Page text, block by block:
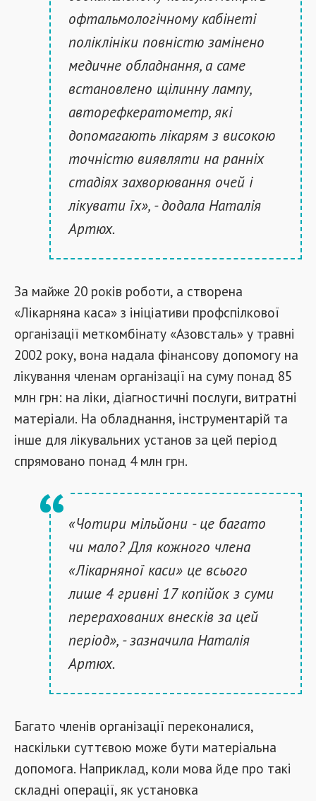
офтальмологічному кабінеті
поліклініки повністю замінено
медичне обладнання, а саме
встановлено щілинну лампу,
авторефкератометр, які
допомагають лікарям з високою
точністю виявляти на ранніх
стадіях захворювання очей і
лікувати їх», - додала Наталія
Артюх.
За майже 20 років роботи, а створена
«Лікарняна каса» з ініціативи профспілкової
організації меткомбінату «Азовсталь» у травні
2002 року, вона надала фінансову допомогу на
лікування членам організації на суму понад 85
млн грн: на ліки, діагностичні послуги, витратні
матеріали. На обладнання, інструментарій та
інше для лікувальних установ за цей період
спрямовано понад 4 млн грн.
«Чотири мільйони - це багато
чи мало? Для кожного члена
«Лікарняної каси» це всього
лише 4 гривні 17 копійок з суми
перерахованих внесків за цей
період», - зазначила Наталія
Артюх.
Багато членів організації переконалися,
наскільки суттєвою може бути матеріальна
допомога. Наприклад, коли мова йде про такі
складні операції, як установка